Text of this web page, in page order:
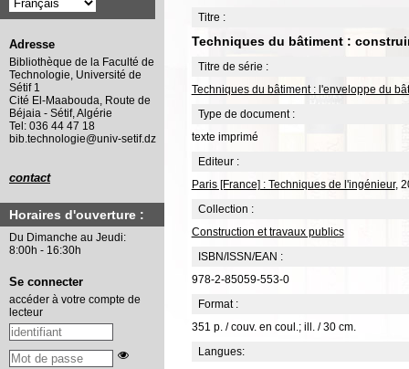
Titre :
Techniques du bâtiment :
Titre de série :
Techniques du bâtiment : l'enveloppe du
Type de document :
texte imprimé
Editeur :
Paris [France] : Techniques de l'ingénieur,
Collection :
Construction et travaux publics
ISBN/ISSN/EAN :
978-2-85059-553-0
Format :
351 p. / couv. en coul.; ill. / 30 cm.
Langues:
Adresse
Bibliothèque de la Faculté de
Technologie, Université de
Sétif 1
Cité El-Maabouda, Route de
Béjaia - Sétif, Algérie
Tel: 036 44 47 18
bib.technologie@univ-setif.dz
contact
Horaires d'ouverture :
Du Dimanche au Jeudi:
8:00h - 16:30h
Se connecter
accéder à votre compte de
lecteur